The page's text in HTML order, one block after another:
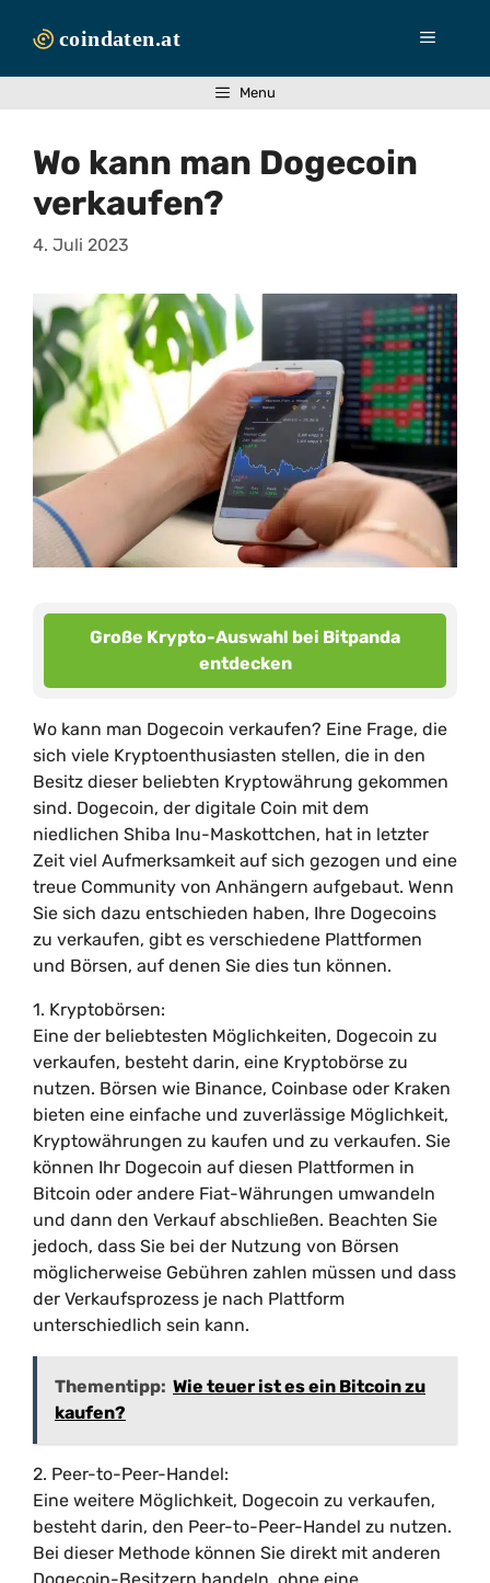
Inhalt
Menü
Menu
Wo kann man Dogecoin
verkaufen?
4. Juli 2023
Große Krypto-Auswahl bei Bitpanda
entdecken
Wo kann man Dogecoin verkaufen? Eine Frage, die
sich viele Kryptoenthusiasten stellen, die in den
Besitz dieser beliebten Kryptowährung gekommen
sind. Dogecoin, der digitale Coin mit dem
niedlichen Shiba Inu-Maskottchen, hat in letzter
Zeit viel Aufmerksamkeit auf sich gezogen und eine
treue Community von Anhängern aufgebaut. Wenn
Sie sich dazu entschieden haben, Ihre Dogecoins
zu verkaufen, gibt es verschiedene Plattformen
und Börsen, auf denen Sie dies tun können.
1. Kryptobörsen:
Eine der beliebtesten Möglichkeiten, Dogecoin zu
verkaufen, besteht darin, eine Kryptobörse zu
nutzen. Börsen wie Binance, Coinbase oder Kraken
bieten eine einfache und zuverlässige Möglichkeit,
Kryptowährungen zu kaufen und zu verkaufen. Sie
können Ihr Dogecoin auf diesen Plattformen in
Bitcoin oder andere Fiat-Währungen umwandeln
und dann den Verkauf abschließen. Beachten Sie
jedoch, dass Sie bei der Nutzung von Börsen
möglicherweise Gebühren zahlen müssen und dass
der Verkaufsprozess je nach Plattform
unterschiedlich sein kann.
Thementipp: Wie teuer ist es ein Bitcoin zu
kaufen?
2. Peer-to-Peer-Handel:
Eine weitere Möglichkeit, Dogecoin zu verkaufen,
besteht darin, den Peer-to-Peer-Handel zu nutzen.
Bei dieser Methode können Sie direkt mit anderen